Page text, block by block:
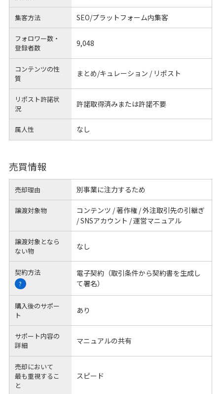
集客方法 SEO/プラットフォーム内集客
フォロワー数・
登録者数
9,048
コンテンツの性
質
まとめ/キュレーション / リポスト
リポスト許諾状
況
許諾取得済みまたは許諾不要
属人性 なし
売買情報
売却理由 別事業に注力するため
譲渡対象物
コンテンツ / 著作権 / 外注取引先の引継ぎ
/ SNSアカウント / 運営マニュアル
譲渡対象となら
ない物
なし
契約方法
?
電子契約（取引条件から契約書を生成し
て署名）
購入後のサポー
ト
あり
サポート内容の
詳細
マニュアルの共有
売却において
最も重視するこ
と
スピード